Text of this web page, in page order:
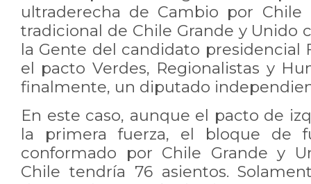
ultraderecha de Cambio por
tradicional de Chile Grande y Unido
la Gente del candidato presidencial
el pacto Verdes, Regionalistas y
finalmente, un diputado
En este caso, aunque el pacto de
la primera fuerza, el bloque de
conformado por Chile Grande y
Chile tendría 76 asientos.